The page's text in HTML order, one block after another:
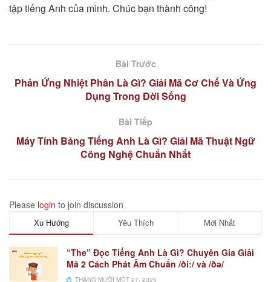
tập tiếng Anh của mình. Chúc bạn thành công!
Bài Trước
Phản Ứng Nhiệt Phân Là Gì? Giải Mã Cơ Chế Và Ứng
Dụng Trong Đời Sống
Bài Tiếp
Máy Tính Bảng Tiếng Anh Là Gì? Giải Mã Thuật Ngữ
Công Nghệ Chuẩn Nhất
Please login to join discussion
Xu Hướng Yêu Thích Mới Nhất
“The” Đọc Tiếng Anh Là Gì? Chuyên Gia Giải
Mã 2 Cách Phát Âm Chuẩn /ðiː/ và /ðə/
THÁNG MƯỜI MỘT 27, 2025